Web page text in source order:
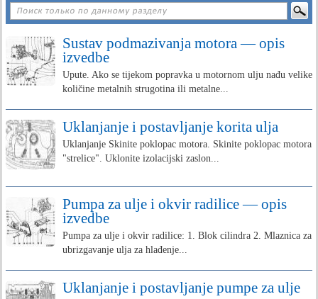
Sustav podmazivanja motora — opis
izvedbe
Upute. Ako se tijekom popravka u motornom ulju nađu velike
količine metalnih strugotina ili metalne...
Uklanjanje i postavljanje korita ulja
Uklanjanje Skinite poklopac motora. Skinite poklopac motora
"strelice". Uklonite izolacijski zaslon...
Pumpa za ulje i okvir radilice — opis
izvedbe
Pumpa za ulje i okvir radilice: 1. Blok cilindra 2. Mlaznica za
ubrizgavanje ulja za hlađenje...
Uklanjanje i postavljanje pumpe za ulje